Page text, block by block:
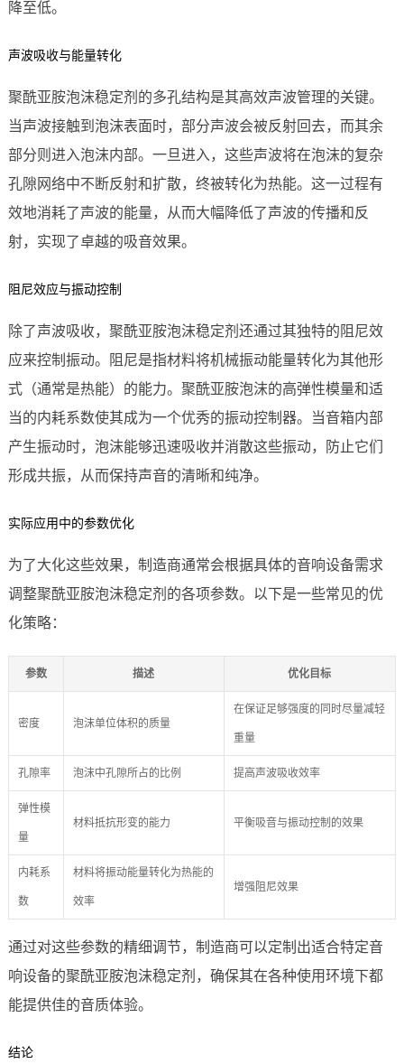
降至低。
声波吸收与能量转化
聚酰亚胺泡沫稳定剂的多孔结构是其高效声波管理的关键。
当声波接触到泡沫表面时，部分声波会被反射回去，而其余
部分则进入泡沫内部。一旦进入，这些声波将在泡沫的复杂
孔隙网络中不断反射和扩散，终被转化为热能。这一过程有
效地消耗了声波的能量，从而大幅降低了声波的传播和反
射，实现了卓越的吸音效果。
阻尼效应与振动控制
除了声波吸收，聚酰亚胺泡沫稳定剂还通过其独特的阻尼效
应来控制振动。阻尼是指材料将机械振动能量转化为其他形
式（通常是热能）的能力。聚酰亚胺泡沫的高弹性模量和适
当的内耗系数使其成为一个优秀的振动控制器。当音箱内部
产生振动时，泡沫能够迅速吸收并消散这些振动，防止它们
形成共振，从而保持声音的清晰和纯净。
实际应用中的参数优化
为了大化这些效果，制造商通常会根据具体的音响设备需求
调整聚酰亚胺泡沫稳定剂的各项参数。以下是一些常见的优
化策略：
参数 描述 优化目标
密度 泡沫单位体积的质量
在保证足够强度的同时尽量减轻
重量
孔隙率 泡沫中孔隙所占的比例 提高声波吸收效率
弹性模
量
材料抵抗形变的能力 平衡吸音与振动控制的效果
内耗系
数
材料将振动能量转化为热能的
效率
增强阻尼效果
通过对这些参数的精细调节，制造商可以定制出适合特定音
响设备的聚酰亚胺泡沫稳定剂，确保其在各种使用环境下都
能提供佳的音质体验。
结论